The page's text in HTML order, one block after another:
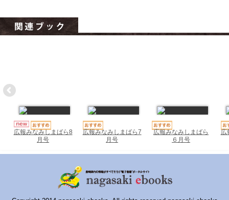
広報みなみしまばら8
月号
広報みなみしまばら7
月号
広報みなみしまばら
６月号
広
ながよebooks
はさみebooks
ながさき市ebooks
長崎MICE観光マップ